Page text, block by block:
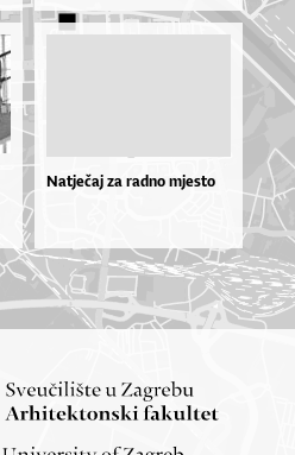
Natječaj za radno mjesto